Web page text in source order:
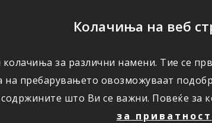
Колачиња на веб
за различни намени. Тие се
на пребарувањето овозможуваат
што Ви се важни. Повеќе за
за приватност
ПОВОЛНОСТИ КОРИСНО ЗА